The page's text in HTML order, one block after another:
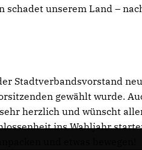
schadet unserem Land –
Stadtverbandsvorstand
gewählt wurde.
herzlich und wünscht
ins Wahljahr